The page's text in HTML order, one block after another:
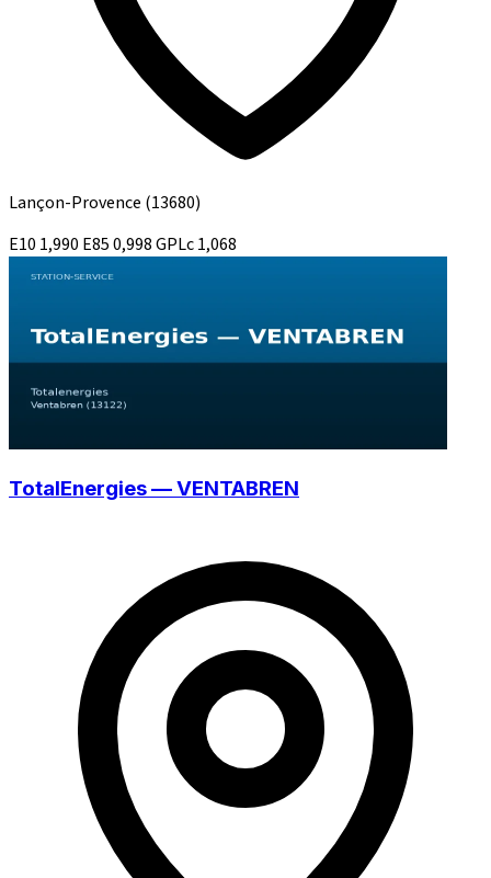
Lançon-Provence (13680)
E10 1,990 E850,998GPLc1,068
TotalEnergies — VENTABREN